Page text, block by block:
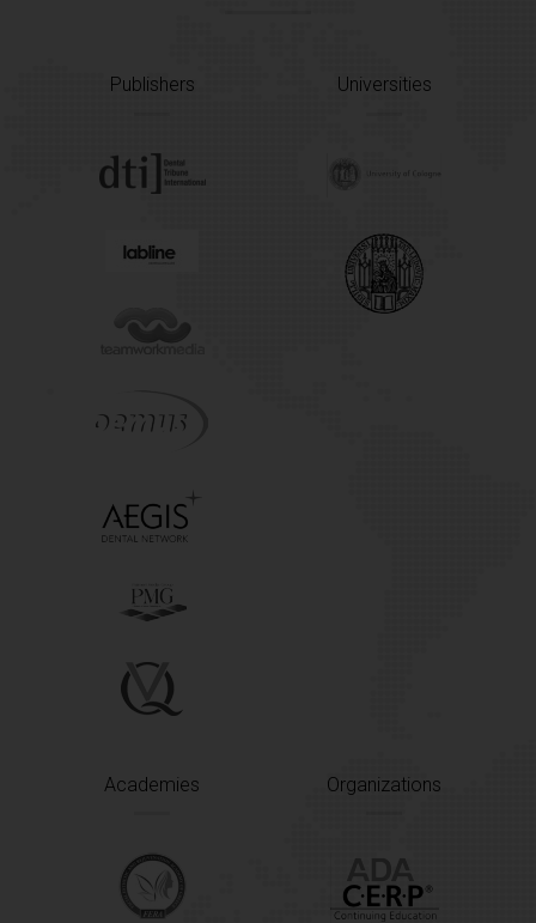
Publishers Universities
Academies Organizations